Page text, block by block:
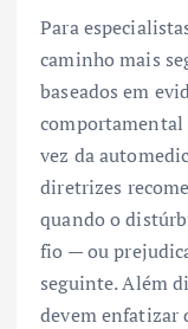
Para
caminho mais
baseados em
comportamental
vez da
diretrizes
quando o
fio — ou
seguinte. Além
devem enfatizar